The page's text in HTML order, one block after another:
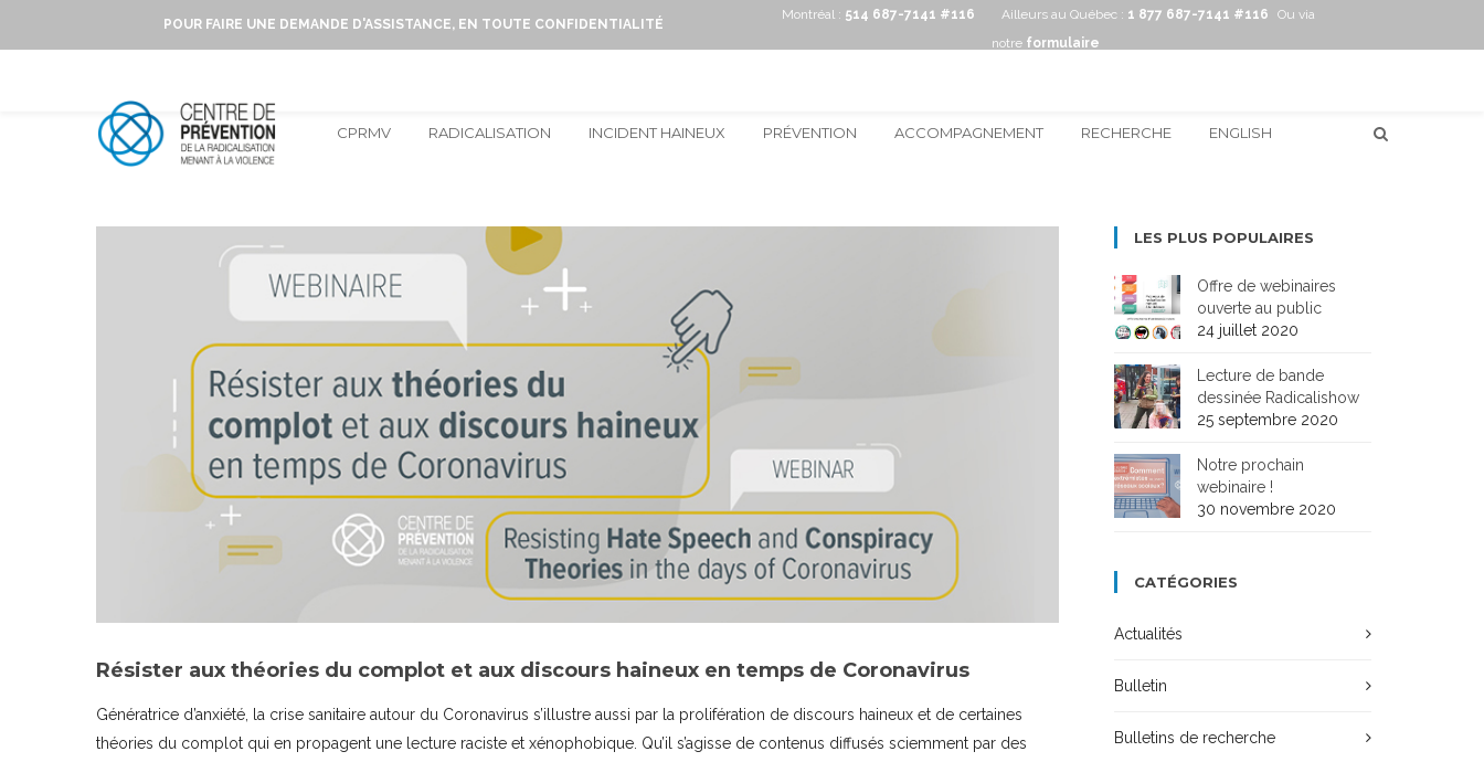
POUR FAIRE UNE DEMANDE D'ASSISTANCE, EN TOUTE CONFIDENTIALITÉ
Montréal : 514 687-7141 #116 Ailleurs au Québec : 1 877 687-7141 #116
Ou via
notre formulaire
CPRMV RADICALISATION INCIDENT HAINEUX PRÉVENTION ACCOMPAGNEMENT RECHERCHE ENGLISH
Résister aux théories du complot et aux discours haineux en temps de Coronavirus
Génératrice d’anxiété, la crise sanitaire autour du Coronavirus s’illustre aussi par la prolifération de discours haineux et de certaines
théories du complot qui en propagent une lecture raciste et xénophobique. Qu’il s’agisse de contenus diffusés sciemment par des
LES PLUS POPULAIRES
Offre de webinaires
ouverte au public
24 juillet 2020
Lecture de bande
dessinée Radicalishow
25 septembre 2020
Notre prochain
webinaire !
30 novembre 2020
CATÉGORIES
Actualités
Bulletin
Bulletins de recherche